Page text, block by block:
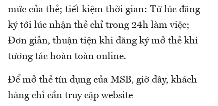
mức của thẻ; tiết kiệm thời gian: Từ lúc đăng
ký tới lúc nhận thẻ chỉ trong 24h làm việc;
Đơn giản, thuận tiện khi đăng ký mở thẻ khi
tương tác hoàn toàn online.
Để mở thẻ tín dụng của MSB, giờ đây, khách
hàng chỉ cần truy cập website